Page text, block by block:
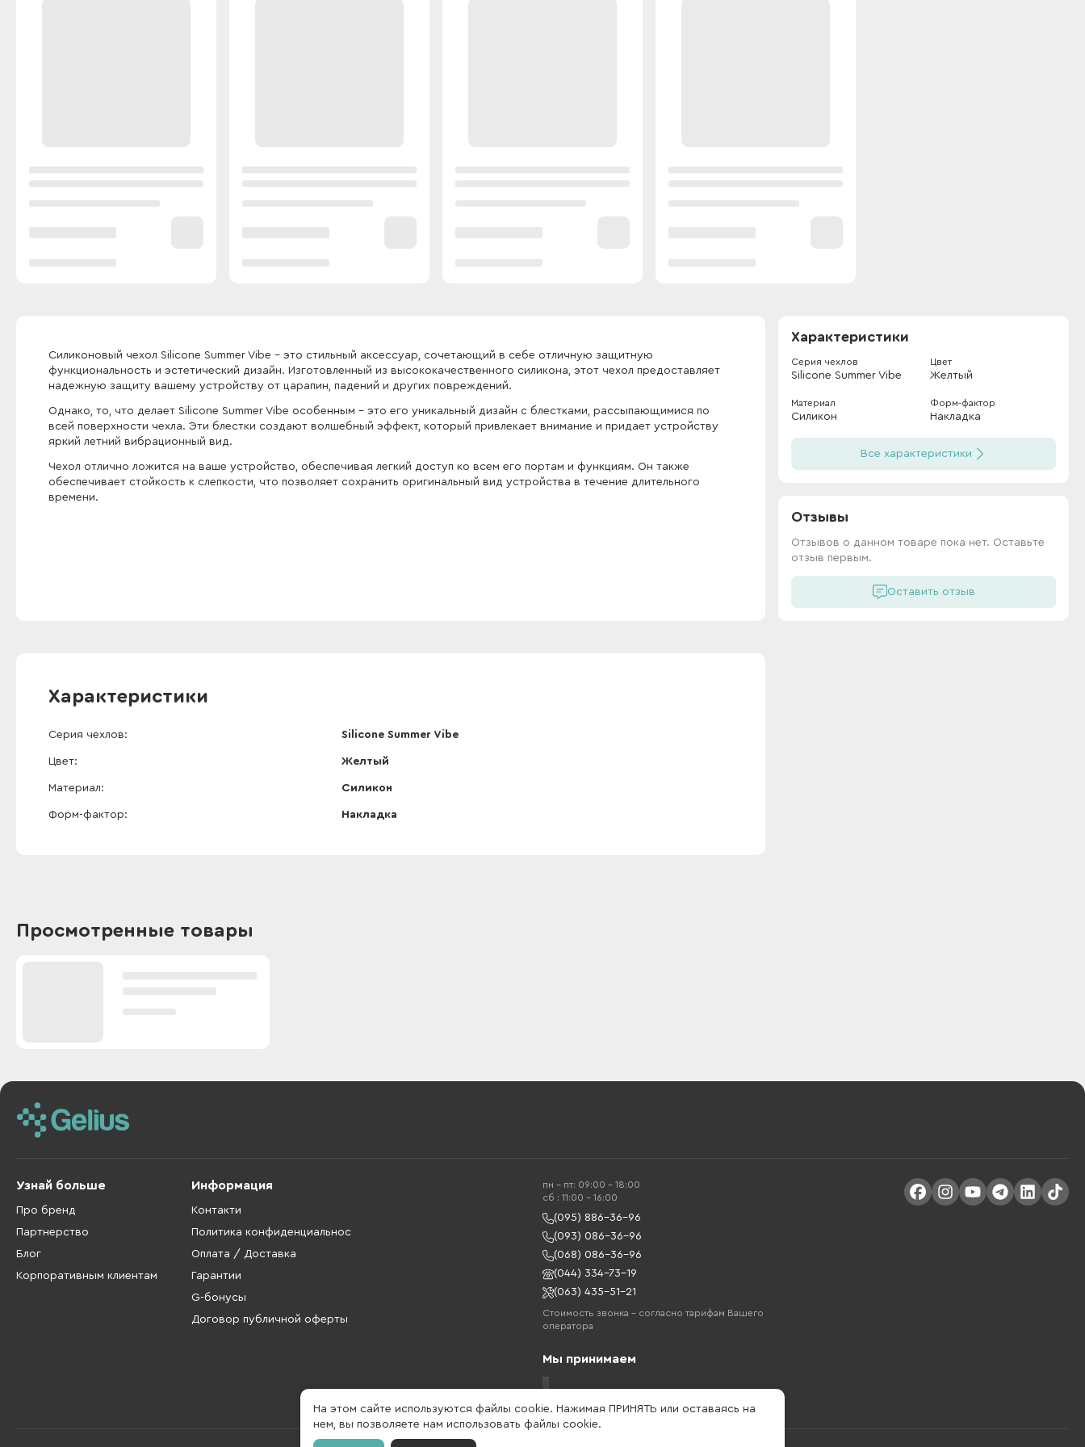
Силиконовый чехол Silicone Summer Vibe - это стильный аксессуар, сочетающий в себе отличную защитную
функциональность и эстетический дизайн. Изготовленный из высококачественного силикона, этот чехол предоставляет
надежную защиту вашему устройству от царапин, падений и других повреждений.
Однако, то, что делает Silicone Summer Vibe особенным - это его уникальный дизайн с блестками, рассыпающимися по
всей поверхности чехла. Эти блестки создают волшебный эффект, который привлекает внимание и придает устройству
яркий летний вибрационный вид.
Чехол отлично ложится на ваше устройство, обеспечивая легкий доступ ко всем его портам и функциям. Он также
обеспечивает стойкость к слепкости, что позволяет сохранить оригинальный вид устройства в течение длительного
времени.
Характеристики
Серия чехлов
Silicone Summer Vibe
Цвет
Желтый
Материал
Силикон
Форм-фактор
Накладка
Все характеристики
Отзывы
Отзывов о данном товаре пока нет. Оставьте
отзыв первым.
Оставить отзыв
Характеристики
Серия чехлов Silicone Summer Vibe
Цвет Желтый
Материал Силикон
Форм-фактор Накладка
Просмотренные товары
Узнай больше
Про бренд
Партнерство
Блог
Корпоративным клиентам
Информация
Контакти
Политика конфиденциальнос
Оплата / Доставка
Гарантии
G-бонусы
Договор публичной оферты
пн - пт: 09:00 - 18:00
cб : 11:00 - 16:00
(095) 886-36-96
(093) 086-36-96
(068) 086-36-96
(044) 334-73-19
(063) 435-51-21
Стоимость звонка – согласно тарифам Вашего
оператора
Мы принимаем
На этом сайте используются файлы cookie. Нажимая ПРИНЯТЬ или оставаясь на
нем, вы позволяете нам использовать файлы cookie.